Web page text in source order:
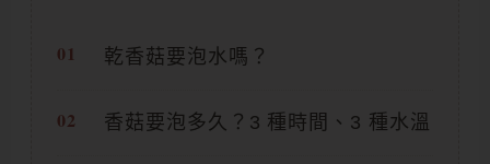
乾香菇要泡水嗎？
香菇要泡多久？3 種時間、3 種水溫